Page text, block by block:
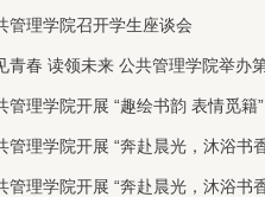
管理学院召开学生座谈会
青春 读领未来 公共管理学院举办
管理学院开展 “趣绘书韵 表情觅籍
管理学院开展 “奔赴晨光，沐浴书
管理学院开展 “奔赴晨光，沐浴书